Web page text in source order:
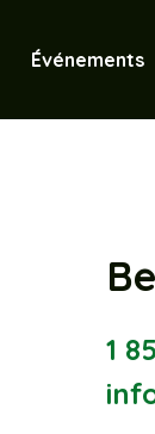
Événements
1